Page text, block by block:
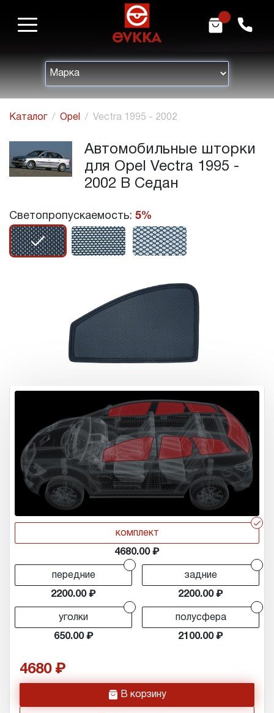
h m
Каталог Opel Vectra 1995 - 2002
Автомобильные шторки
для Opel Vectra 1995 -
2002 B Седан
Светопропускаемость: 5%
r
r
комплект
4680.00
передние
2200.00
задние
2200.00
уголки
650.00
полусфера
2100.00
4680
h В корзину